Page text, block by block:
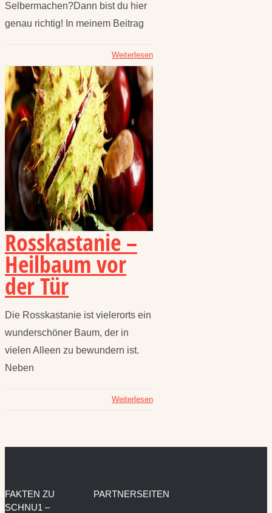
Selbermachen?Dann bist du hier
genau richtig! In meinem Beitrag
Weiterlesen
Rosskastanie –
Heilbaum vor
der Tür
Die Rosskastanie ist vielerorts ein
wunderschöner Baum, der in
vielen Alleen zu bewundern ist.
Neben
Weiterlesen
FAKTEN ZU
SCHNU1 –
PARTNERSEITEN